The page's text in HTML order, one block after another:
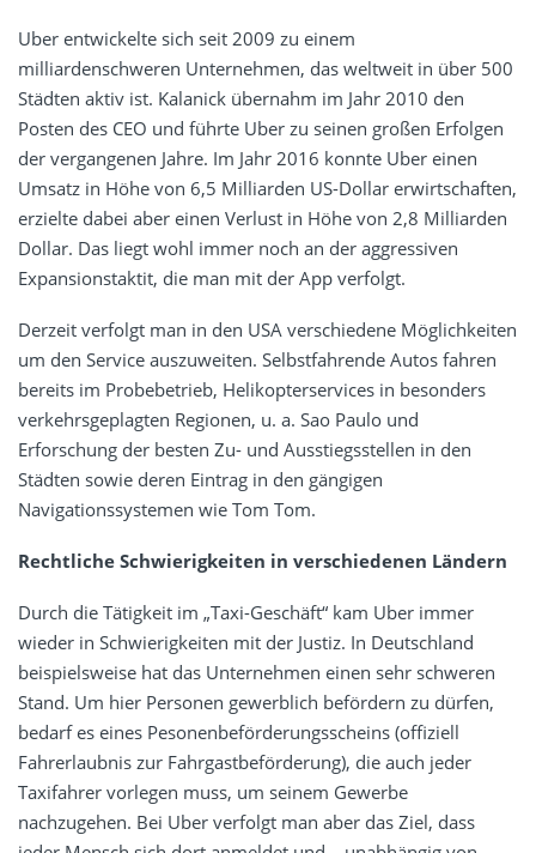
Uber entwickelte sich seit 2009 zu einem
milliardenschweren Unternehmen, das weltweit in über 500
Städten aktiv ist. Kalanick übernahm im Jahr 2010 den
Posten des CEO und führte Uber zu seinen großen Erfolgen
der vergangenen Jahre. Im Jahr 2016 konnte Uber einen
Umsatz in Höhe von 6,5 Milliarden US-Dollar erwirtschaften,
erzielte dabei aber einen Verlust in Höhe von 2,8 Milliarden
Dollar. Das liegt wohl immer noch an der aggressiven
Expansionstaktit, die man mit der App verfolgt.
Derzeit verfolgt man in den USA verschiedene Möglichkeiten
um den Service auszuweiten. Selbstfahrende Autos fahren
bereits im Probebetrieb, Helikopterservices in besonders
verkehrsgeplagten Regionen, u. a. Sao Paulo und
Erforschung der besten Zu- und Ausstiegsstellen in den
Städten sowie deren Eintrag in den gängigen
Navigationssystemen wie Tom Tom.
Rechtliche Schwierigkeiten in verschiedenen Ländern
Durch die Tätigkeit im „Taxi-Geschäft“ kam Uber immer
wieder in Schwierigkeiten mit der Justiz. In Deutschland
beispielsweise hat das Unternehmen einen sehr schweren
Stand. Um hier Personen gewerblich befördern zu dürfen,
bedarf es eines Pesonenbeförderungsscheins (offiziell
Fahrerlaubnis zur Fahrgastbeförderung), die auch jeder
Taxifahrer vorlegen muss, um seinem Gewerbe
nachzugehen. Bei Uber verfolgt man aber das Ziel, dass